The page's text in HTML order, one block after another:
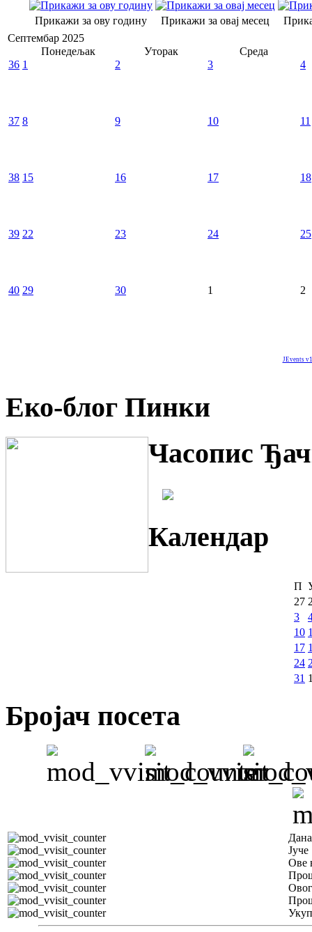
Прикажи за ову годину Прикажи за овај месец
Септембар 2025
Понедељак
Уторак
Среда
36 1 2 3 4
37 8 9 10 11
38 15 16 17 18
39 22 23 24 25
40 29 30 1 2
JEvents
Еко-блог Пинки
Часопис
Календар
П
27
3
10
17
24
31
Бројач посета
Јуче
Ове